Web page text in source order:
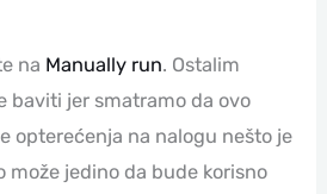
na Manually run. Ostalim
baviti jer smatramo da ovo
opterećenja na nalogu nešto je
može jedino da bude korisno